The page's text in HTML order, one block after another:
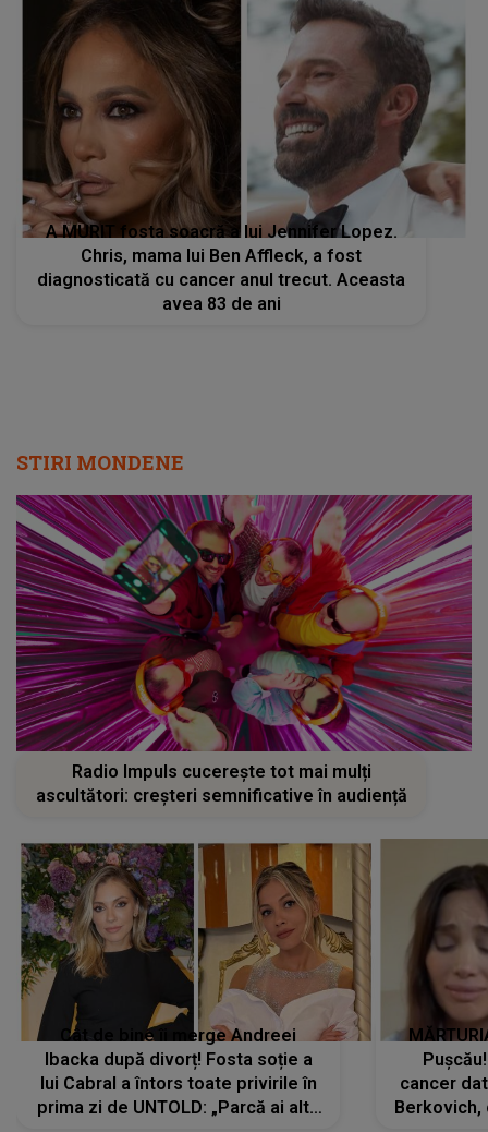
A MURIT fosta soacră a lui Jennifer Lopez.
Chris, mama lui Ben Affleck, a fost
diagnosticată cu cancer anul trecut. Aceasta
avea 83 de ani
STIRI MONDENE
Radio Impuls cucerește tot mai mulți
ascultători: creșteri semnificative în audiență
Cât de bine îi merge Andreei
Ibacka după divorț! Fosta soție a
lui Cabral a întors toate privirile în
prima zi de UNTOLD: „Parcă ai altă
cancer
Berkovich,